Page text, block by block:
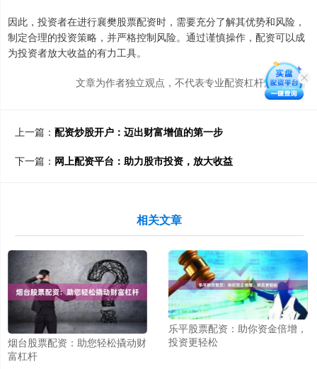
因此，投资者在进行襄樊股票配资时，需要充分了解其优势和风险，
制定合理的投资策略，并严格控制风险。通过谨慎操作，配资可以成
为投资者放大收益的有力工具。
文章为作者独立观点，不代表专业配资杠杆炒股观点
上一篇： 配资炒股开户：迈出财富增值的第一步
下一篇： 网上配资平台：助力股市投资，放大收益
相关文章
烟台股票配资：助您轻松撬动财
富杠杆
乐平股票配资：助你资金倍增，
投资更轻松